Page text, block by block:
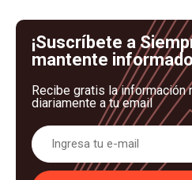
¡Suscríbete a
mantente
Recibe gratis la información
diariamente a tu email